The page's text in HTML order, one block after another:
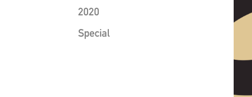
2020
Special